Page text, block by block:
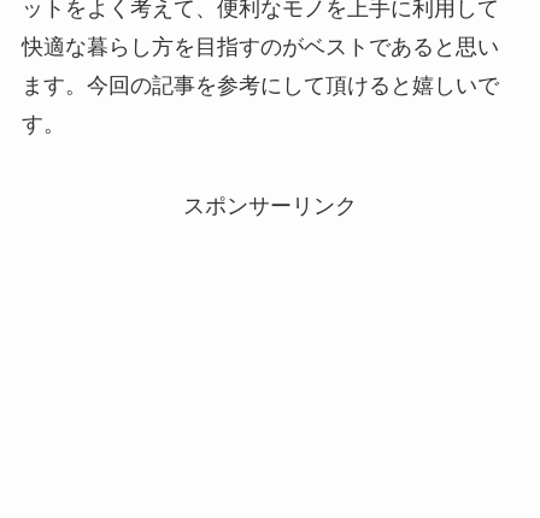
ットをよく考えて、便利なモノを上手に利用して
快適な暮らし方を目指すのがベストであると思い
ます。今回の記事を参考にして頂けると嬉しいで
す。
スポンサーリンク